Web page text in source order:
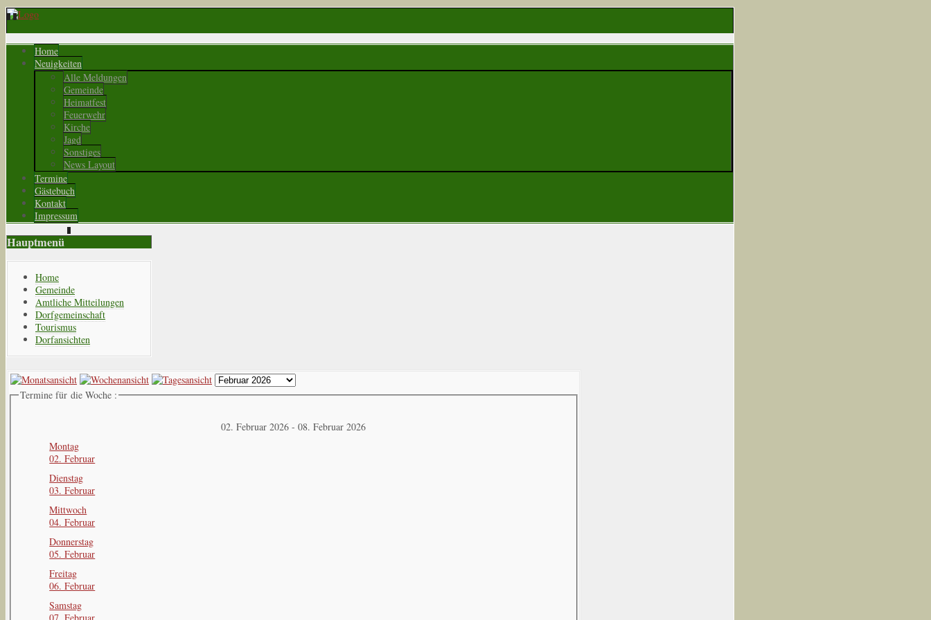
Home
Neuigkeiten
Alle Meldungen
Gemeinde
Heimatfest
Feuerwehr
Kirche
Jagd
Sonstiges
News Layout
Termine
Gästebuch
Kontakt
Impressum
Hauptmenü
Home
Gemeinde
Amtliche Mitteilungen
Dorfgemeinschaft
Tourismus
Dorfansichten
Termine für die Woche :
02. Februar 2026 - 08. Februar 2026
Montag
02. Februar
Dienstag
03. Februar
Mittwoch
04. Februar
Donnerstag
05. Februar
Freitag
06. Februar
Samstag
07. Februar